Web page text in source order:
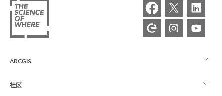
ARCGIS
ArcGIS 概览
社区